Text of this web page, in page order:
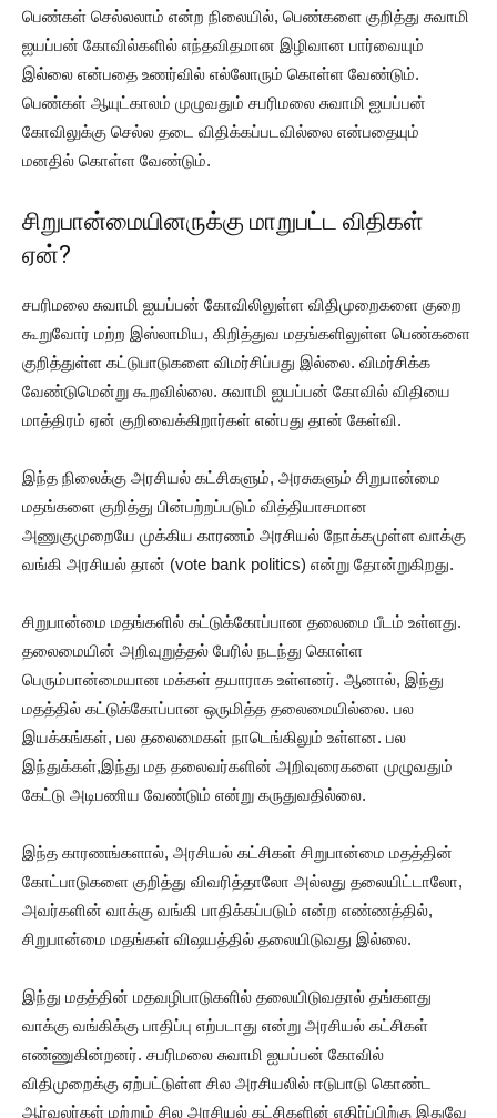
பெண்கள் செல்லலாம் என்ற நிலையில், பெண்களை குறித்து சுவாமி
ஐயப்பன் கோவில்களில் எந்தவிதமான இழிவான பார்வையும்
இல்லை என்பதை உணர்வில் எல்லோரும் கொள்ள வேண்டும்.
பெண்கள் ஆயுட்காலம் முழுவதும் சபரிமலை சுவாமி ஐயப்பன்
கோவிலுக்கு செல்ல தடை விதிக்கப்படவில்லை என்பதையும்
மனதில் கொள்ள வேண்டும்.
சிறுபான்மையினருக்கு மாறுபட்ட விதிகள்
ஏன்?
சபரிமலை சுவாமி ஐயப்பன் கோவிலிலுள்ள விதிமுறைகளை குறை
கூறுவோர் மற்ற இஸ்லாமிய, கிறித்துவ மதங்களிலுள்ள பெண்களை
குறித்துள்ள கட்டுபாடுகளை விமர்சிப்பது இல்லை. விமர்சிக்க
வேண்டுமென்று கூறவில்லை. சுவாமி ஐயப்பன் கோவில் விதியை
மாத்திரம் ஏன் குறிவைக்கிறார்கள் என்பது தான் கேள்வி.
இந்த நிலைக்கு அரசியல் கட்சிகளும், அரசுகளும் சிறுபான்மை
மதங்களை குறித்து பின்பற்றப்படும் வித்தியாசமான
அணுகுமுறையே முக்கிய காரணம் அரசியல் நோக்கமுள்ள வாக்கு
வங்கி அரசியல் தான் (vote bank politics) என்று தோன்றுகிறது.
சிறுபான்மை மதங்களில் கட்டுக்கோப்பான தலைமை பீடம் உள்ளது.
தலைமையின் அறிவுறுத்தல் பேரில் நடந்து கொள்ள
பெரும்பான்மையான மக்கள் தயாராக உள்ளனர். ஆனால், இந்து
மதத்தில் கட்டுக்கோப்பான ஒருமித்த தலைமையில்லை. பல
இயக்கங்கள், பல தலைமைகள் நாடெங்கிலும் உள்ளன. பல
இந்துக்கள்,இந்து மத தலைவர்களின் அறிவுரைகளை முழுவதும்
கேட்டு அடிபணிய வேண்டும் என்று கருதுவதில்லை.
இந்த காரணங்களால், அரசியல் கட்சிகள் சிறுபான்மை மதத்தின்
கோட்பாடுகளை குறித்து விவரித்தாலோ அல்லது தலையிட்டாலோ,
அவர்களின் வாக்கு வங்கி பாதிக்கப்படும் என்ற எண்ணத்தில்,
சிறுபான்மை மதங்கள் விஷயத்தில் தலையிடுவது இல்லை.
இந்து மதத்தின் மதவழிபாடுகளில் தலையிடுவதால் தங்களது
வாக்கு வங்கிக்கு பாதிப்பு எற்படாது என்று அரசியல் கட்சிகள்
எண்ணுகின்றனர். சபரிமலை சுவாமி ஐயப்பன் கோவில்
விதிமுறைக்கு ஏற்பட்டுள்ள சில அரசியலில் ஈடுபாடு கொண்ட
ஆர்வலர்கள் மற்றும் சில அரசியல் கட்சிகளின் எதிர்ப்பிற்கு இதுவே